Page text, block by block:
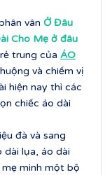
vân Ở Đâu
Cho Mẹ ở đâu
trung của ÁO
và chiếm vị
hiện nay thì các
chiếc áo dài
đà và sang
dài lụa, áo dài
mình một bộ